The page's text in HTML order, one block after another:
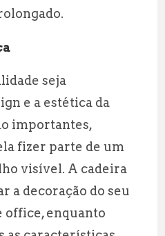
seja
e a estética da
importantes,
fizer parte de um
visível. A cadeira
a decoração do seu
enquanto